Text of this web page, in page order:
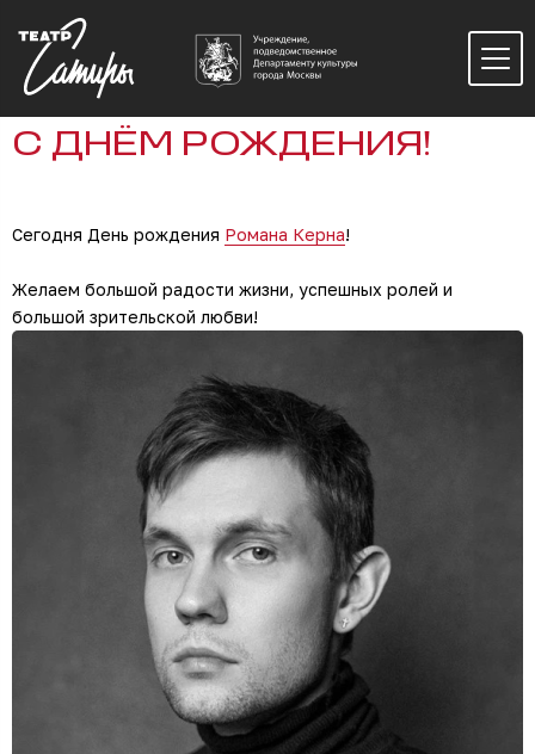
С ДНЁМ РОЖДЕНИЯ!
Сегодня День рождения Романа Керна!
Желаем большой радости жизни, успешных ролей и
большой зрительской любви!